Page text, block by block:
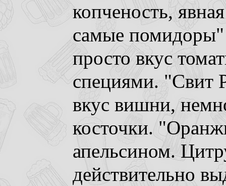
копченость,
самые
просто вкус
специями. "Свит
вкус вишни,
косточки.
апельсином.
действительно